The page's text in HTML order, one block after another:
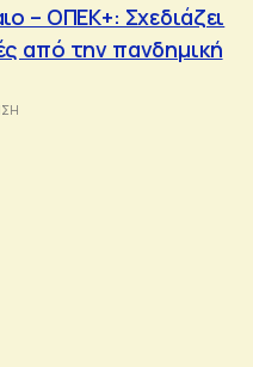
– ΟΠΕΚ+: Σχεδιάζει
από την πανδημική